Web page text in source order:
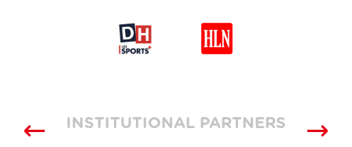
INSTITUTIONAL PARTNERS